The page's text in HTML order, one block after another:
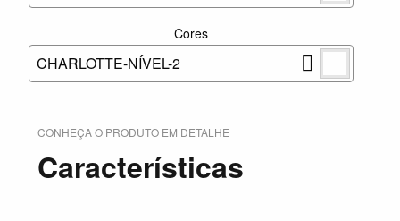
Cores
CHARLOTTE-NÍVEL-2
CONHEÇA O PRODUTO EM DETALHE
Características